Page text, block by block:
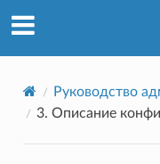
Руководство
3. Описание